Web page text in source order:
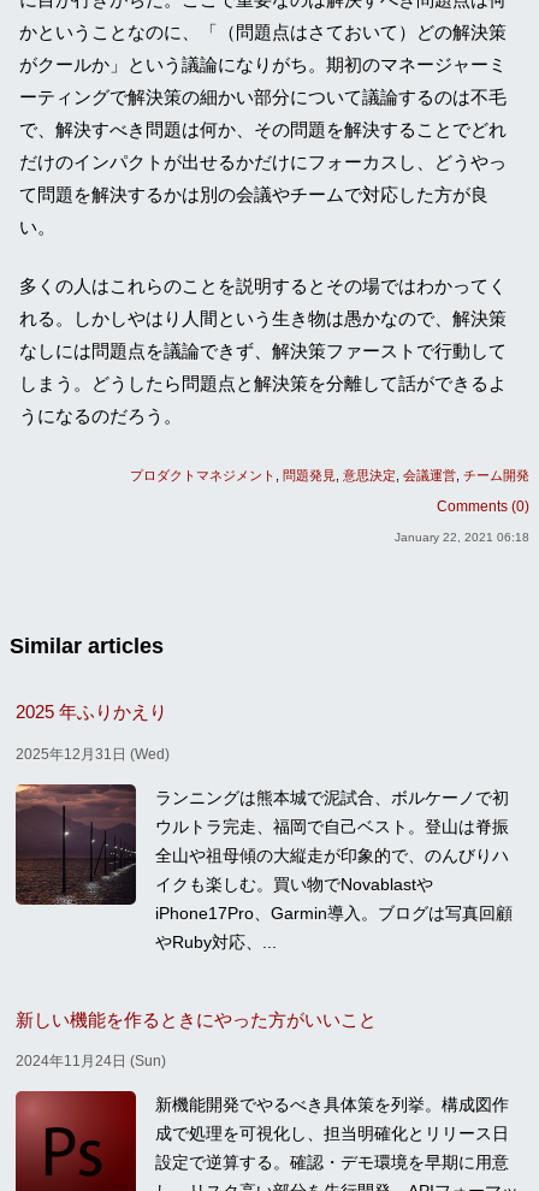
かということなのに、「（問題点はさておいて）どの解決策
がクールか」という議論になりがち。期初のマネージャーミ
ーティングで解決策の細かい部分について議論するのは不毛
で、解決すべき問題は何か、その問題を解決することでどれ
だけのインパクトが出せるかだけにフォーカスし、どうやっ
て問題を解決するかは別の会議やチームで対応した方が良
い。
多くの人はこれらのことを説明するとその場ではわかってく
れる。しかしやはり人間という生き物は愚かなので、解決策
なしには問題点を議論できず、解決策ファーストで行動して
しまう。どうしたら問題点と解決策を分離して話ができるよ
うになるのだろう。
プロダクトマネジメント 問題発見 意思決定 会議運営 チーム開発
Comments (0)
January 22, 2021 06:18
Similar articles
2025 年ふりかえり
2025年12月31日 (Wed)
ランニングは熊本城で泥試合、ボルケーノで初
ウルトラ完走、福岡で自己ベスト。登山は脊振
全山や祖母傾の大縦走が印象的で、のんびりハ
イクも楽しむ。買い物でNovablastや
iPhone17Pro、Garmin導入。ブログは写真回顧
やRuby対応、...
新しい機能を作るときにやった方がいいこと
2024年11月24日 (Sun)
新機能開発でやるべき具体策を列挙。構成図作
成で処理を可視化し、担当明確化とリリース日
設定で逆算する。確認・デモ環境を早期に用意